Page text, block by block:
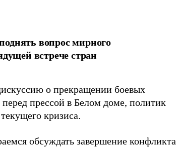
вопрос мирного
встрече стран
о прекращении боевых
прессой в Белом доме, политик
кризиса.
обсуждать завершение конфликта